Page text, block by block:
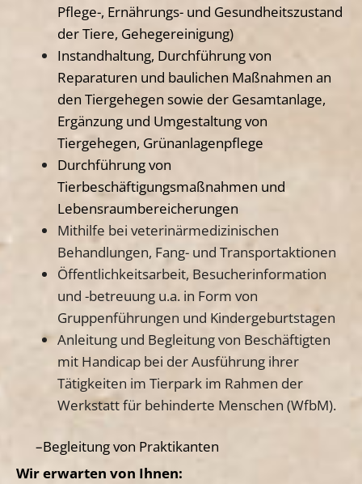
Pflege-, Ernährungs- und Gesundheitszustand
der Tiere, Gehegereinigung)
Instandhaltung, Durchführung von
Reparaturen und baulichen Maßnahmen an
den Tiergehegen sowie der Gesamtanlage,
Ergänzung und Umgestaltung von
Tiergehegen, Grünanlagenpflege
Durchführung von
Tierbeschäftigungsmaßnahmen und
Lebensraumbereicherungen
Mithilfe bei veterinärmedizinischen
Behandlungen, Fang- und Transportaktionen
Öffentlichkeitsarbeit, Besucherinformation
und -betreuung u.a. in Form von
Gruppenführungen und Kindergeburtstagen
Anleitung und Begleitung von Beschäftigten
mit Handicap bei der Ausführung ihrer
Tätigkeiten im Tierpark im Rahmen der
Werkstatt für behinderte Menschen (WfbM).
–Begleitung von Praktikanten
Wir erwarten von Ihnen: